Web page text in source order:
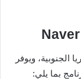
الجنوبية، ويوفر